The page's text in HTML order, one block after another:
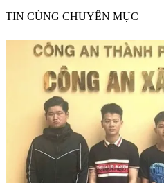
TIN CÙNG CHUYÊN MỤC